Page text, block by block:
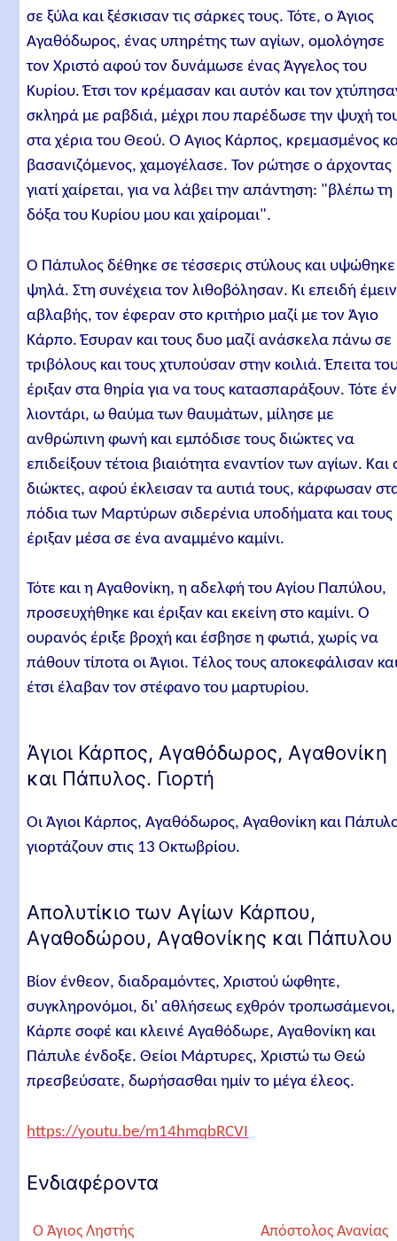
σε ξύλα και ξέσκισαν τις σάρκες τους. Τότε, ο Άγιος
Αγαθόδωρος, ένας υπηρέτης των αγίων, ομολόγησε
τον Χριστό αφού τον δυνάμωσε ένας Άγγελος του
Κυρίου. Έτσι τον κρέμασαν και αυτόν και τον
σκληρά με ραβδιά, μέχρι που παρέδωσε την ψυχή
στα χέρια του Θεού. Ο Άγιος Κάρπος, κρεμασμένος
βασανιζόμενος, χαμογέλασε. Τον ρώτησε ο άρχοντας
γιατί χαίρεται, για να λάβει την απάντηση: "βλέπω τη
δόξα του Κυρίου μου και χαίρομαι".
Ο Πάπυλος δέθηκε σε τέσσερις στύλους και υψώθηκε
ψηλά. Στη συνέχεια τον λιθοβόλησαν. Κι επειδή
αβλαβής, τον έφεραν στο κριτήριο μαζί με τον Άγιο
Κάρπο. Έσυραν και τους δυο μαζί ανάσκελα πάνω σε
τριβόλους και τους χτυπούσαν στην κοιλιά. Έπειτα
έριξαν στα θηρία για να τους κατασπαράξουν. Τότε
λιοντάρι, ω θαύμα των θαυμάτων, μίλησε με
ανθρώπινη φωνή και εμπόδισε τους διώκτες να
επιδείξουν τέτοια βιαιότητα εναντίον των αγίων. Και
διώκτες, αφού έκλεισαν τα αυτιά τους, κάρφωσαν
πόδια των Μαρτύρων σιδερένια υποδήματα και τους
έριξαν μέσα σε ένα αναμμένο καμίνι.
Τότε και η Αγαθονίκη, η αδελφή του Αγίου Παπύλου,
προσευχήθηκε και έριξαν και εκείνη στο καμίνι. Ο
ουρανός έριξε βροχή και έσβησε η φωτιά, χωρίς να
πάθουν τίποτα οι Άγιοι. Τέλος τους αποκεφάλισαν
έτσι έλαβαν τον στέφανο του μαρτυρίου.
Άγιοι Κάρπος, Αγαθόδωρος, Αγαθονίκη
και Πάπυλος. Γιορτή
Οι Άγιοι Κάρπος, Αγαθόδωρος, Αγαθονίκη και
γιορτάζουν στις 13 Οκτωβρίου.
Απολυτίκιο των Αγίων Κάρπου,
Αγαθοδώρου, Αγαθονίκης και Πάπυλου
Βίον ένθεον, διαδραμόντες, Χριστού ώφθητε,
συγκληρονόμοι, δι' αθλήσεως εχθρόν τροπωσάμενοι,
Κάρπε σοφέ και κλεινέ Αγαθόδωρε, Αγαθονίκη και
Πάπυλε ένδοξε. Θείοι Μάρτυρες, Χριστώ τω Θεώ
πρεσβεύσατε, δωρήσασθαι ημίν το μέγα έλεος.
https://youtu.be/m14hmqbRCVI
Ενδιαφέροντα
Ο Άγιος Ληστής Απόστολος Ανανίας